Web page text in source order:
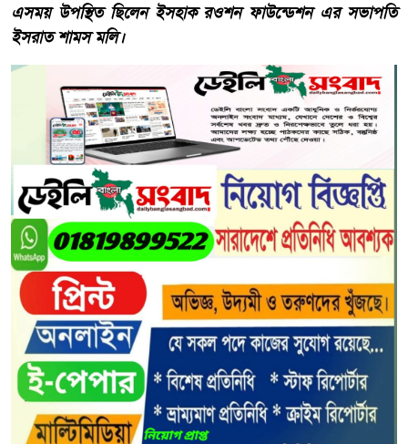
এসময় উপস্থিত ছিলেন ইসহাক রওশন ফাউন্ডেশন এর সভাপতি
ইসরাত শামস মলি।